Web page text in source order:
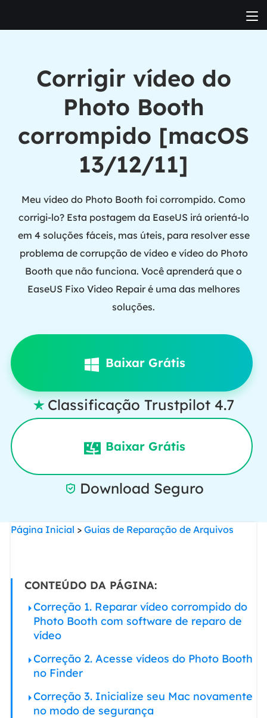
Corrigir vídeo do
Photo Booth
corrompido [macOS
13/12/11]
Meu vídeo do Photo Booth foi corrompido. Como
corrigi-lo? Esta postagem da EaseUS irá orientá-lo
em 4 soluções fáceis, mas úteis, para resolver esse
problema de corrupção de vídeo e vídeo do Photo
Booth que não funciona. Você aprenderá que o
EaseUS Fixo Video Repair é uma das melhores
soluções.
Baixar Grátis
 Classificação Trustpilot 4.7
Baixar Grátis
 Download Seguro
Página Inicial > Guias de Reparação de Arquivos
CONTEÚDO DA PÁGINA:
Correção 1. Reparar vídeo corrompido do
Photo Booth com software de reparo de
vídeo
Correção 2. Acesse vídeos do Photo Booth
no Finder
Correção 3. Inicialize seu Mac novamente
no modo de segurança